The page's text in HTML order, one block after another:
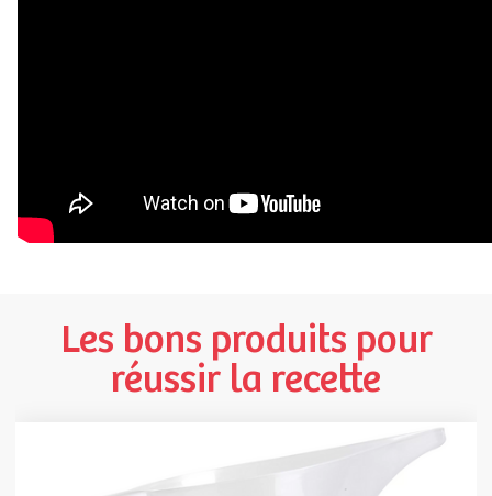
Les bons produits pour
réussir la recette